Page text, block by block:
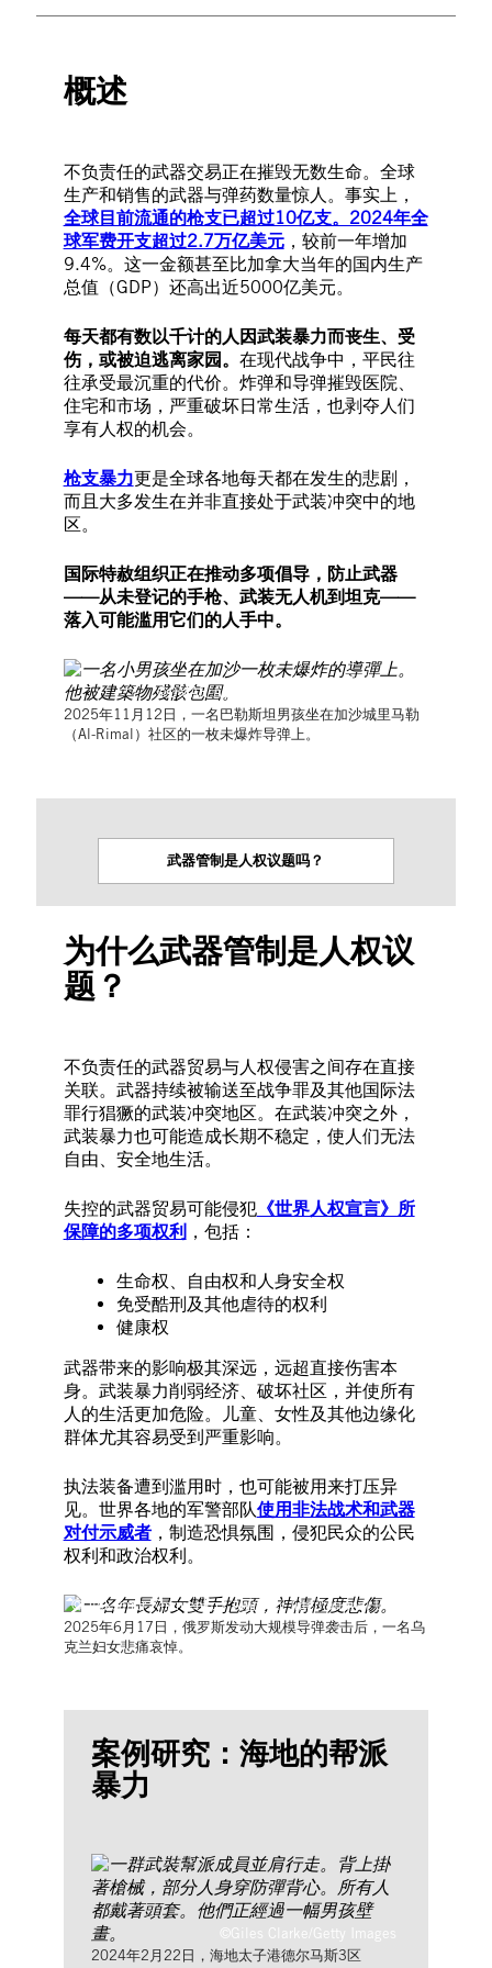
概述
不负责任的武器交易正在摧毁无数生命。全球
生产和销售的武器与弹药数量惊人。事实上，
全球目前流通的枪支已超过10亿支。2024年全
球军费开支超过2.7万亿美元，较前一年增加
9.4%。这一金额甚至比加拿大当年的国内生产
总值（GDP）还高出近5000亿美元。
每天都有数以千计的人因武装暴力而丧生、受
伤，或被迫逃离家园。 在现代战争中，平民往
往承受最沉重的代价。炸弹和导弹摧毁医院、
住宅和市场，严重破坏日常生活，也剥夺人们
享有人权的机会。
枪支暴力更是全球各地每天都在发生的悲剧，
而且大多发生在并非直接处于武装冲突中的地
区。
国际特赦组织正在推动多项倡导，防止武器
——从未登记的手枪、武装无人机到坦克——
落入可能滥用它们的人手中。
©OMAR AL-QATTAA/AFP via Getty Images
2025年11月12日，一名巴勒斯坦男孩坐在加沙城里马勒
（Al-Rimal）社区的一枚未爆炸导弹上。
武器管制是人权议题吗？
为什么武器管制是人权议
题？
不负责任的武器贸易与人权侵害之间存在直接
关联。武器持续被输送至战争罪及其他国际法
罪行猖獗的武装冲突地区。在武装冲突之外，
武装暴力也可能造成长期不稳定，使人们无法
自由、安全地生活。
失控的武器贸易可能侵犯《世界人权宣言》所
保障的多项权利 ，包括：
生命权、自由权和人身安全权
免受酷刑及其他虐待的权利
健康权
武器带来的影响极其深远，远超直接伤害本
身。武装暴力削弱经济、破坏社区，并使所有
人的生活更加危险。儿童、女性及其他边缘化
群体尤其容易受到严重影响。
执法装备遭到滥用时，也可能被用来打压异
见。世界各地的军警部队使用非法战术和武器
对付示威者，制造恐惧氛围，侵犯民众的公民
权利和政治权利。
©Oleksandr Khomenko / Amnesty International Ukraine
2025年6月17日，俄罗斯发动大规模导弹袭击后，一名乌
克兰妇女悲痛哀悼。
案例研究：海地的帮派
暴力
©Giles Clarke/Getty Images
2024年2月22日，海地太子港德尔马斯3区